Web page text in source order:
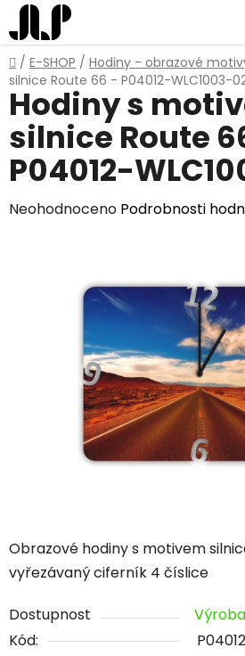
Přejít
na
obsah
Domů
/ E-SHOP / Hodiny - obrazové
silnice Route 66 - P04012-WLC1003-
Obrazové hodiny s motivem
vyřezávaný ciferník 4 číslice
Dostupnost
Kód:
Hodiny s
silnice Route
P04012-
Průměrné
Neohodnoceno Podrobnosti